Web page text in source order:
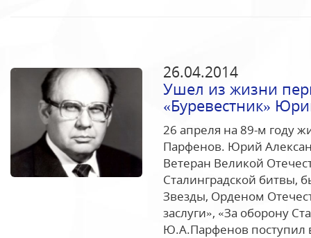
26.04.2014
Ушел из жизни
«Буревестник»
26 апреля на 89-м году
Парфенов. Юрий
Ветеран Великой
Сталинградской битвы,
Звезды, Орденом
заслуги», «За оборону
Ю.А.Парфенов поступил